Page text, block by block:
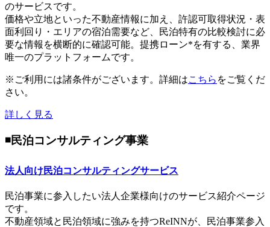
のサービスです。
価格や立地といった不動産情報に加え、許認可取得状況・表
面利回り・エリアの宿泊需要など、民泊特有の比較検討に必
要な情報を横断的に確認可能。提携ローン*を有する、業界
唯一のプラットフォームです。
※ご利用には諸条件がございます。詳細はこちら をご覧くだ
さい。
詳しく見る
◾️民泊コンサルティング事業
法人向け民泊コンサルティングサービス
民泊事業に参入したい法人企業様向けのサービス紹介ページ
です。
不動産領域と民泊領域に強みを持つReINNが、民泊事業参入